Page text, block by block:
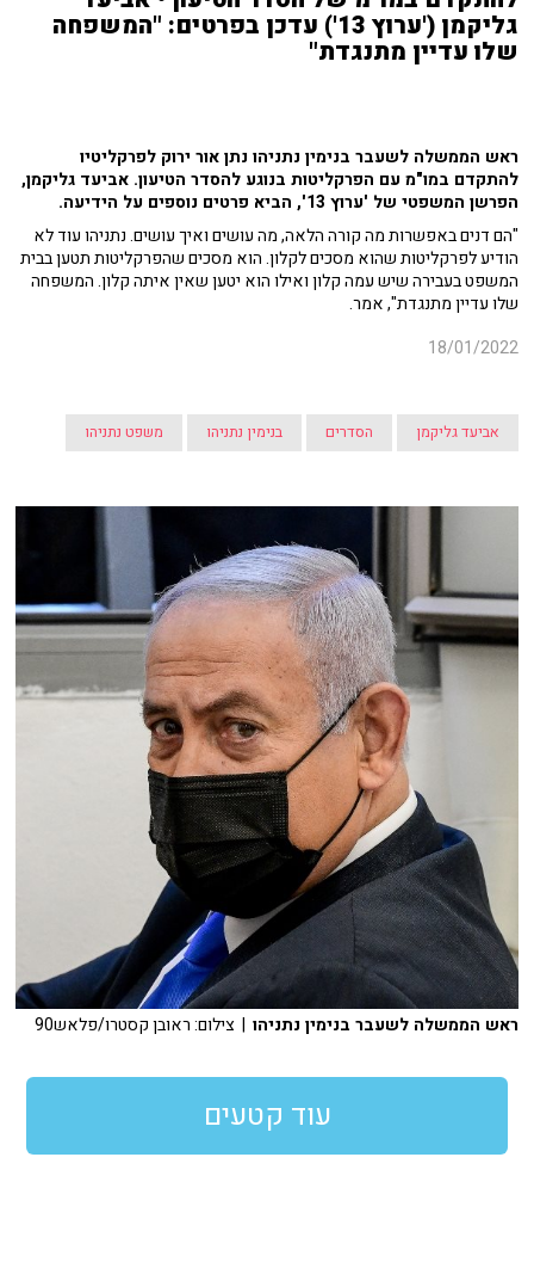
גליקמן ('ערוץ 13') עדכן בפרטים: "המשפחה
שלו עדיין מתנגדת"
ראש הממשלה לשעבר בנימין נתניהו נתן אור ירוק לפרקליטיו
להתקדם במו"מ עם הפרקליטות בנוגע להסדר הטיעון. אביעד גליקמן,
הפרשן המשפטי של 'ערוץ 13', הביא פרטים נוספים על הידיעה.
"הם דנים באפשרות מה קורה הלאה, מה עושים ואיך עושים. נתניהו עוד לא
הודיע לפרקליטות שהוא מסכים לקלון. הוא מסכים שהפרקליטות תטען בבית
המשפט בעבירה שיש עמה קלון ואילו הוא יטען שאין איתה קלון. המשפחה
שלו עדיין מתנגדת", אמר.
18/01/2022
אביעד גליקמן הסדרים בנימין נתניהו משפט נתניהו
ראש הממשלה לשעבר בנימין נתניהו | צילום: ראובן קסטרו/פלאש90
עוד קטעים